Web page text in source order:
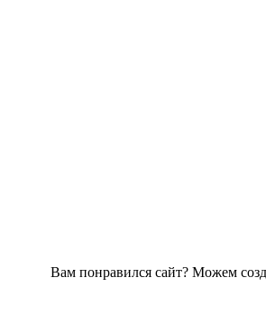
Вам понравился сайт? Можем